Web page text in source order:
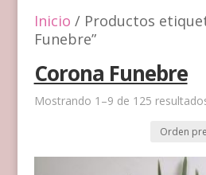
Inicio / Productos
Funebre”
Corona Funebre
Mostrando 1–9 de 125